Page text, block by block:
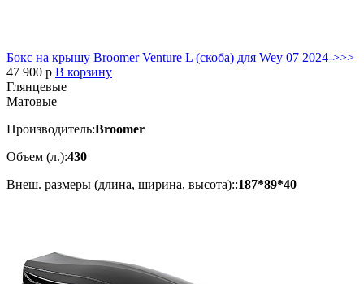
Бокс на крышу Broomer Venture L (скоба) для Wey 07 2024->>>
47 900 p В корзину
Глянцевые
Матовые
Производитель:Broomer
Объем (л.):430
Внеш. размеры (длина, ширина, высота)::187*89*40